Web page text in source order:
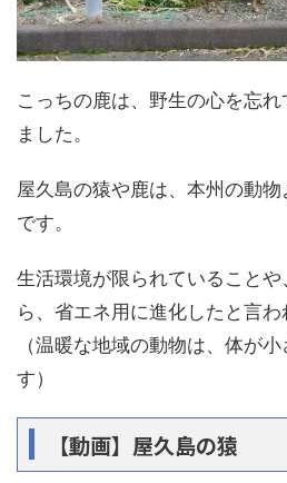
こっちの鹿は、野生の心を忘
ました。
屋久島の猿や鹿は、本州の動
です。
生活環境が限られていること
ら、省エネ用に進化したと言わ
（温暖な地域の動物は、体が
す）
【動画】屋久島の猿